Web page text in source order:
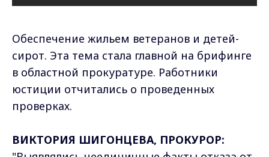
Обеспечение жильем ветеранов и детей-
сирот. Эта тема стала главной на брифинге
в областной прокуратуре. Работники
юстиции отчитались о проведенных
проверках.
ВИКТОРИЯ ШИГОНЦЕВА, ПРОКУРОР: